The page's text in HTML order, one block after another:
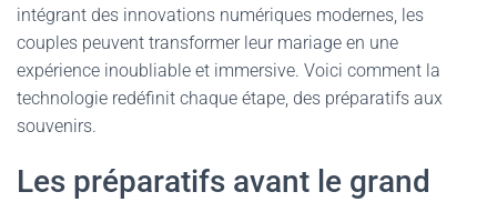
intégrant des innovations numériques modernes, les
couples peuvent transformer leur mariage en une
expérience inoubliable et immersive. Voici comment la
technologie redéfinit chaque étape, des préparatifs aux
souvenirs.
Les préparatifs avant le grand